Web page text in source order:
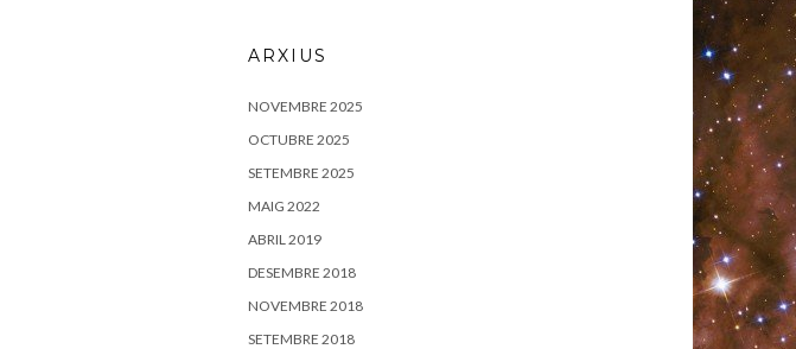
ARXIUS
NOVEMBRE 2025
OCTUBRE 2025
SETEMBRE 2025
MAIG 2022
ABRIL 2019
DESEMBRE 2018
NOVEMBRE 2018
SETEMBRE 2018